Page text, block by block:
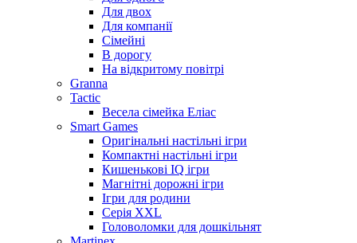
Для двох
Для компанії
Сімейні
В дорогу
На відкритому повітрі
Granna
Tactic
Весела сімейка Еліас
Smart Games
Оригінальні настільні ігри
Компактні настільні ігри
Кишенькові IQ ігри
Магнітні дорожні ігри
Ігри для родини
Серія XXL
Головоломки для дошкільнят